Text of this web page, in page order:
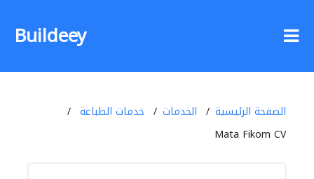
Buildeey
الصفحة الرئيسية الخدمات
خدمات الطباعة
Mata Fikom CV